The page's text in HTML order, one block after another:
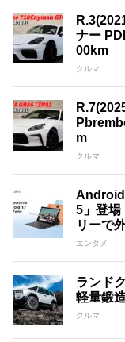
ナー
00km
クルマ
m
クルマ
Android
5」登場
リーで
エンタメ
ランド
軽量鍛
クルマ